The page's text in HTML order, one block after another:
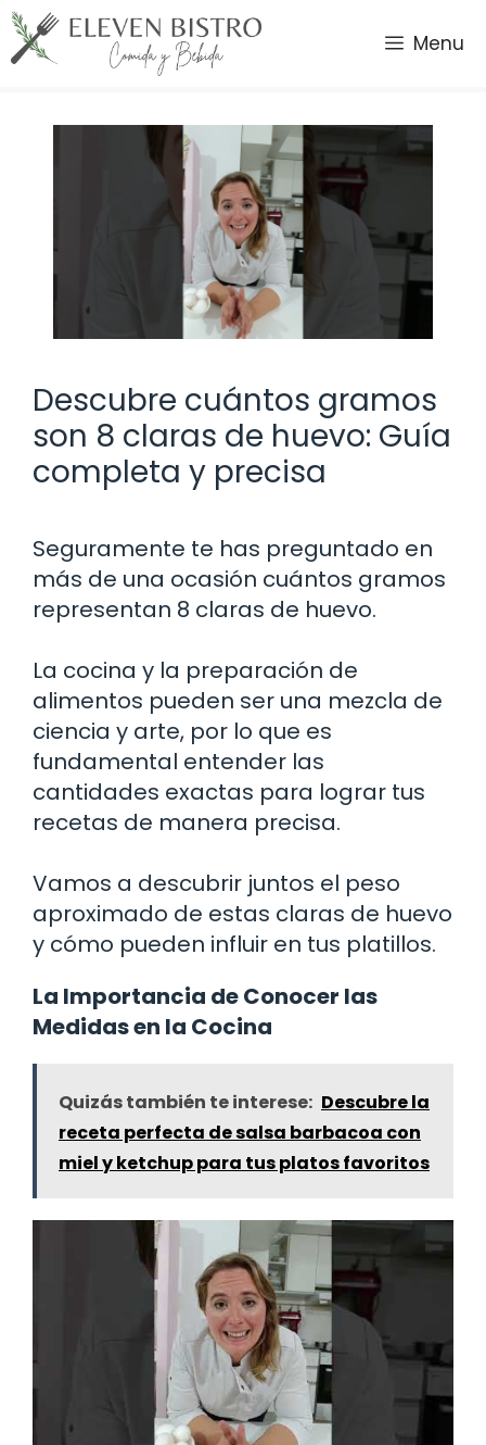
Saltar
al
contenido
Menu
Descubre cuántos gramos
son 8 claras de huevo: Guía
completa y precisa
Seguramente te has preguntado en
más de una ocasión cuántos gramos
representan 8 claras de huevo.
La cocina y la preparación de
alimentos pueden ser una mezcla de
ciencia y arte, por lo que es
fundamental entender las
cantidades exactas para lograr tus
recetas de manera precisa.
Vamos a descubrir juntos el peso
aproximado de estas claras de huevo
y cómo pueden influir en tus platillos.
La Importancia de Conocer las
Medidas en la Cocina
Quizás también te interese: Descubre la
receta perfecta de salsa barbacoa con
miel y ketchup para tus platos favoritos